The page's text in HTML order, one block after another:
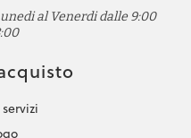
al Venerdi dalle 9:00